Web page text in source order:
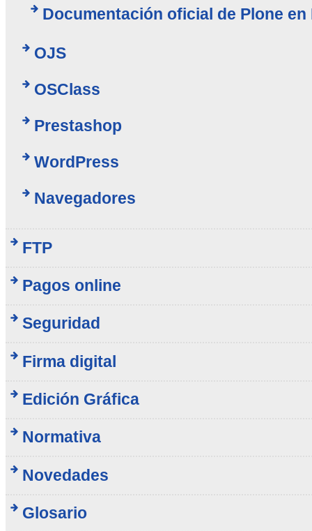
Documentación oficial de Plone en
OJS
OSClass
Prestashop
WordPress
Navegadores
FTP
Pagos online
Seguridad
Firma digital
Edición Gráfica
Normativa
Novedades
Glosario